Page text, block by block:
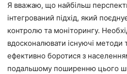
Я вважаю, що найбільш
інтегрований підхід, який
контролю та моніторингу.
вдосконалювати існуючі методи
ефективно боротися з
подальшому поширенню цього